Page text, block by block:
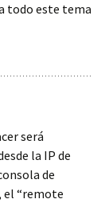
todo este tema
será
la IP de
de
el “remote